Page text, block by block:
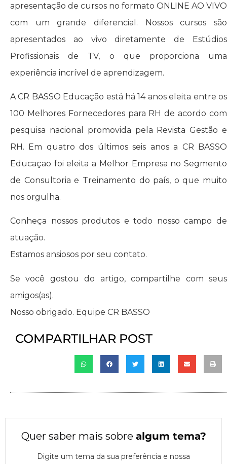
apresentação de cursos no formato ONLINE AO VIVO
com um grande diferencial. Nossos cursos são
apresentados ao vivo diretamente de Estúdios
Profissionais de TV, o que proporciona uma
experiência incrível de aprendizagem.
A CR BASSO Educação está há 14 anos eleita entre os
100 Melhores Fornecedores para RH de acordo com
pesquisa nacional promovida pela Revista Gestão e
RH. Em quatro dos últimos seis anos a CR BASSO
Educaçao foi eleita a Melhor Empresa no Segmento
de Consultoria e Treinamento do país, o que muito
nos orgulha.
Conheça nossos produtos e todo nosso campo de
atuação.
Estamos ansiosos por seu contato.
Se você gostou do artigo, compartilhe com seus
amigos(as).
Nosso obrigado. Equipe CR BASSO
COMPARTILHAR POST
Quer saber mais sobre algum tema?
Digite um tema da sua preferência e nossa